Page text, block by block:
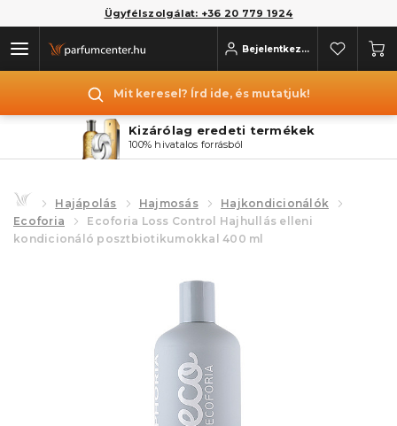
Ügyfélszolgálat: +36 20 779 1924
Bejelentkezés
Mit keresel? Írd ide, és mutatjuk!
Kizárólag eredeti termékek
100% hivatalos forrásból
Hajápolás Hajmosás
Hajkondicionálók
Ecoforia
Ecoforia Loss Control Hajhullás elleni
kondicionáló posztbiotikumokkal 400 ml